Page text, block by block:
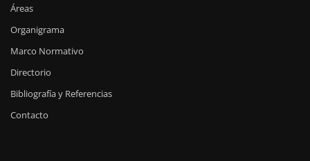
Áreas
Organigrama
Marco Normativo
Directorio
Bibliografía y Referencias
Contacto